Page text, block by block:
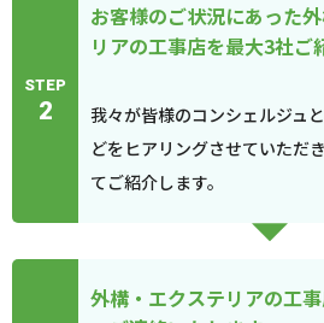
STEP
2
お客様のご状況にあった
リアの工事店を最大3社ご
我々が皆様のコンシェルジュ
どをヒアリングさせていただ
てご紹介します。
外構・エクステリアの工